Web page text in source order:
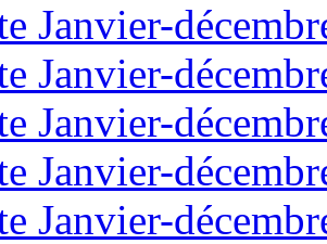
Janvier-
Janvier-
Janvier-
Janvier-
Janvier-